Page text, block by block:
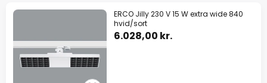
ERCO Jilly 230 V 15 W extra wide 840
hvid/sort
6.028,00 kr.